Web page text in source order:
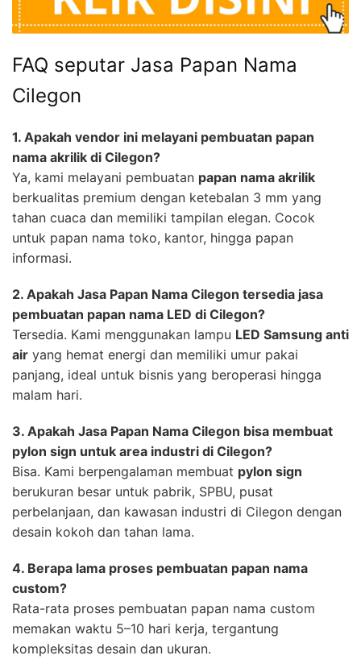
FAQ seputar Jasa Papan Nama
Cilegon
1. Apakah vendor ini melayani pembuatan papan
nama akrilik di Cilegon?
Ya, kami melayani pembuatan papan nama akrilik
berkualitas premium dengan ketebalan 3 mm yang
tahan cuaca dan memiliki tampilan elegan. Cocok
untuk papan nama toko, kantor, hingga papan
informasi.
2. Apakah Jasa Papan Nama Cilegon tersedia jasa
pembuatan papan nama LED di Cilegon?
Tersedia. Kami menggunakan lampu LED Samsung anti
air yang hemat energi dan memiliki umur pakai
panjang, ideal untuk bisnis yang beroperasi hingga
malam hari.
3. Apakah Jasa Papan Nama Cilegon bisa membuat
pylon sign untuk area industri di Cilegon?
Bisa. Kami berpengalaman membuat pylon sign
berukuran besar untuk pabrik, SPBU, pusat
perbelanjaan, dan kawasan industri di Cilegon dengan
desain kokoh dan tahan lama.
4. Berapa lama proses pembuatan papan nama
custom?
Rata-rata proses pembuatan papan nama custom
memakan waktu 5–10 hari kerja, tergantung
kompleksitas desain dan ukuran.